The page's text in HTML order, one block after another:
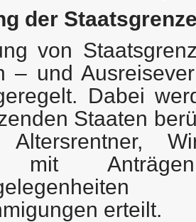
der
von
– und
Dabei
Staaten
Altersrentner,
mit
erteilt.